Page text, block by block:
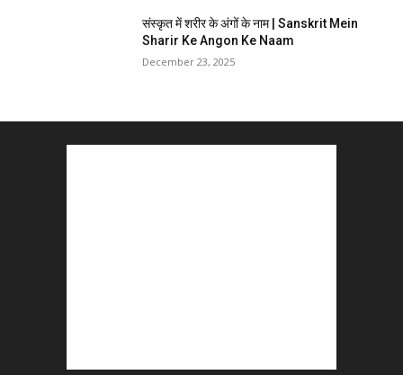
संस्कृत में शरीर के अंगों के नाम | Sanskrit Mein
Sharir Ke Angon Ke Naam
December 23, 2025